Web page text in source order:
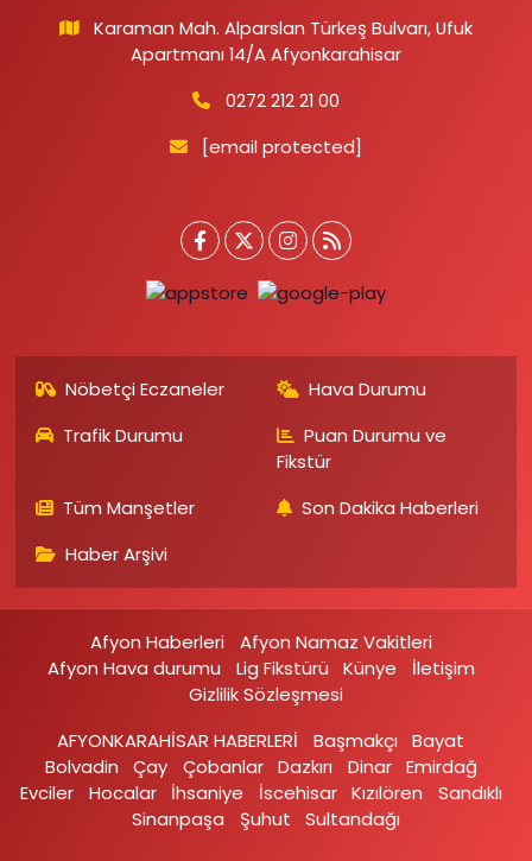
Karaman Mah. Alparslan Türkeş Bulvarı, Ufuk
Apartmanı 14/A Afyonkarahisar
0272 212 21 00
[email protected]
Nöbetçi Eczaneler
Hava Durumu
Trafik Durumu
Puan Durumu ve
Fikstür
Tüm Manşetler
Son Dakika Haberleri
Haber Arşivi
Afyon Haberleri
Afyon Namaz Vakitleri
Afyon Hava durumu
Lig Fikstürü Künye
İletişim
Gizlilik Sözleşmesi
AFYONKARAHİSAR HABERLERİ
Başmakçı
Bayat
Bolvadin
Çay Çobanlar Dazkırı Dinar Emirdağ‎
Evciler‎
Hocalar İhsaniye‎ İscehisar Kızılören‎
Sandıklı‎
Sinanpaşa
Şuhut Sultandağı